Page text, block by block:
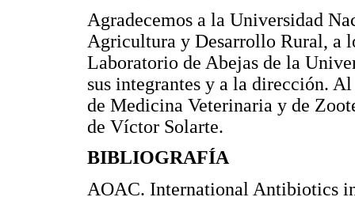
Agradecemos a la Universidad
Agricultura y Desarrollo Rural, a
Laboratorio de Abejas de la
sus integrantes y a la dirección.
de Medicina Veterinaria y de
de Víctor Solarte.
BIBLIOGRAFÍA
AOAC. International Antibiotics